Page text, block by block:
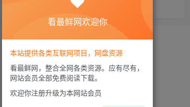
看最鲜网欢迎你
本站提供各类互联网项目，网盘资源
看最鲜网，整合全网各类资源。应有尽有，
网站会员全部免费阅读下载。
欢迎你注册升级为本网站会员